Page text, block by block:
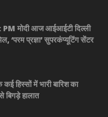
मोदी आज आईआईटी दिल्ली
‘परम प्रज्ञा’ सुपरकंप्यूटिंग सेंटर
में भारी बारिश का
हालात